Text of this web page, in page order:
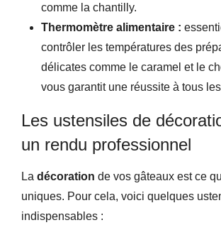
comme la chantilly.
Thermomètre alimentaire :
contrôler les températures des
délicates comme le caramel et le
vous garantit une réussite à tous
Les ustensiles de
un rendu professionnel
La décoration de vos gâteaux est ce
uniques. Pour cela, voici quelques
indispensables :